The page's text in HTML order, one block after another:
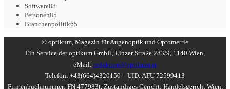
Software88
Personen85
Branchenpolitik65
© optikum, Magazin für Augenoptik und Optometrie
Ein Service der optikum GmbH, Linzer Straße 283/9, 1140 Wien,
eMail: redaktion@optikum.at
Telefon: +43(664)4320150 – UID: ATU 72599413
Firmenbuchnummer: FN 477983t, Zuständiges Gericht: Handelsgericht Wien,